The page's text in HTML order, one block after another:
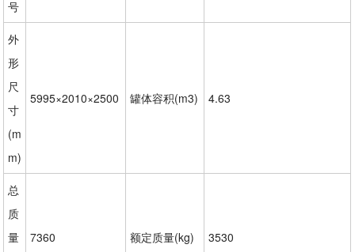
号
外
形
尺
寸
(m
m)
5995×2010×2500 罐体容积(m3) 4.63
总
质
量
7360 额定质量(kg) 3530